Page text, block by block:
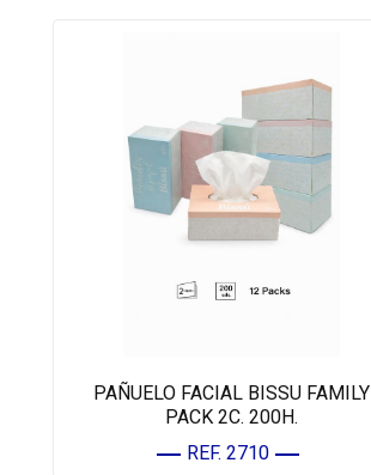
PAÑUELO FACIAL BISSU FAMILY
PACK 2C. 200H.
REF. 2710